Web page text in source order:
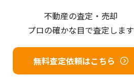
不動産の査定・売却
プロの確かな目で査定します
無料査定依頼はこちら